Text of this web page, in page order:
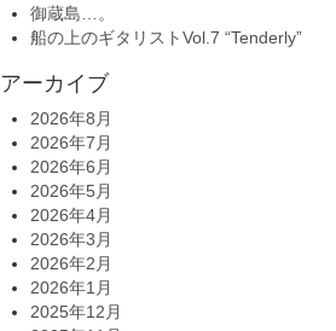
御蔵島…。
船の上のギタリストVol.7 “Tenderly”
アーカイブ
2026年8月
2026年7月
2026年6月
2026年5月
2026年4月
2026年3月
2026年2月
2026年1月
2025年12月